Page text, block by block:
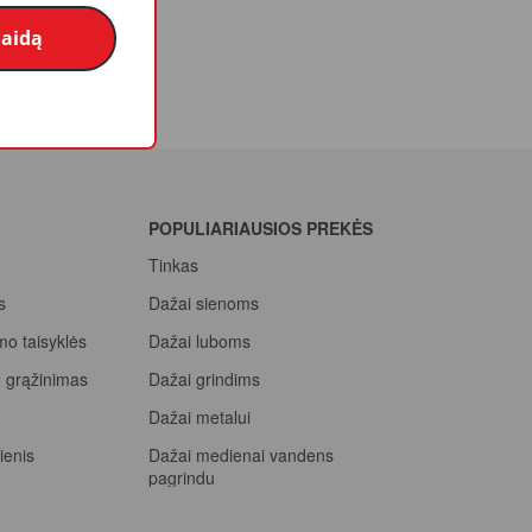
taisyklės
grąžinimas
POPULIARIAUSIOS PREKĖS
Tinkas
Dažai sienoms
Dažai luboms
Dažai grindims
Dažai metalui
Dažai medienai vandens
pagrindu